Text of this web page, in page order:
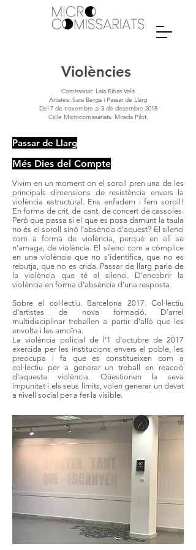
Violències
Comissariat: Laia Ribas Valls
Artistes: Sara Berga i Passar de Llarg
Del 7 de novembre al 3 de desembre 2018
Cicle Microcomissariats. Mirada Pilot.
Passar de Llarg
Més Dies del Compte
Vivim en un moment on el soroll pren una de les
principals dimensions de resistència envers la
violència estructural. Ens enfadem i fem soroll!
En forma de crit, de cant, de concert de cassoles.
Però que passa si el que es posa damunt la taula
no és el soroll sinó l’absència d’aquest? El silenci
com a forma de violència, perquè en ell se
n’amaga, de violència. El silenci com a còmplice
en una violència que no s’identifica, que no es
rebutja, que no es crida. Passar de llarg parla de
la violència que té el silenci. D’encobrir la
violència en forma d’absència d’una resposta.
Sobre el col·lectiu. Barcelona 2017. Col·lectiu
d’artistes de nova formació. D’arrel
multidisciplinar treballen a partir d’allò que les
envolta i les amoïna.
La violència policial de l’1 d’octubre de 2017
exercida per les institucions envers el poble, les
preocupa i fa que es constitueixen com a
col·lectiu per a generar un treball en reacció
d’aquesta violència. Qüestionen la seva
impunitat i els seus límits, volen generar un devat
a nivell social per a fer-la visible.